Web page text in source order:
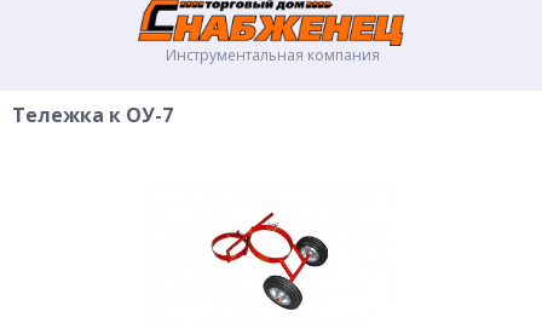
Инструментальная компания
Тележка к ОУ-7